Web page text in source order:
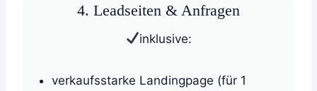
4. Leadseiten & Anfragen
inklusive:
verkaufsstarke Landingpage (für 1